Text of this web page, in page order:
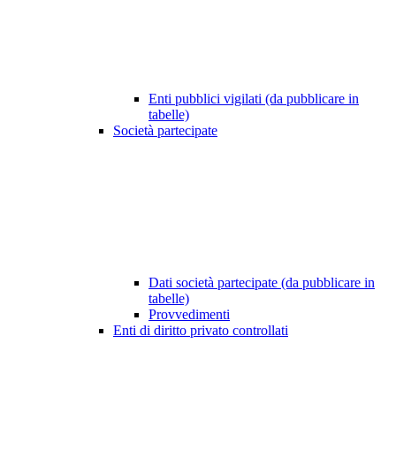
Enti pubblici vigilati (da pubblicare in
tabelle)
Società partecipate
Dati società partecipate (da pubblicare in
tabelle)
Provvedimenti
Enti di diritto privato controllati